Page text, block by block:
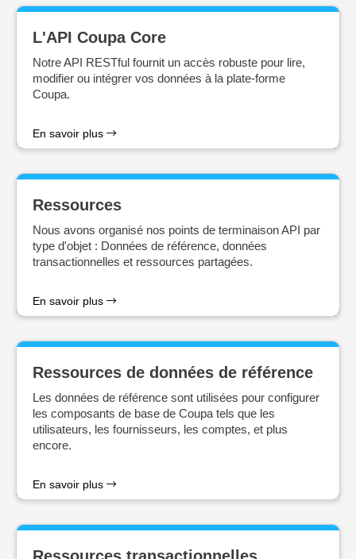
L'API Coupa Core
Notre API RESTful fournit un accès robuste pour lire,
modifier ou intégrer vos données à la plate-forme
Coupa.
En savoir plus
Ressources
Nous avons organisé nos points de terminaison API par
type d'objet : Données de référence, données
transactionnelles et ressources partagées.
En savoir plus
Ressources de données de référence
Les données de référence sont utilisées pour configurer
les composants de base de Coupa tels que les
utilisateurs, les fournisseurs, les comptes, et plus
encore.
En savoir plus